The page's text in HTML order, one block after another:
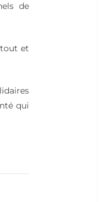
de
et
qui